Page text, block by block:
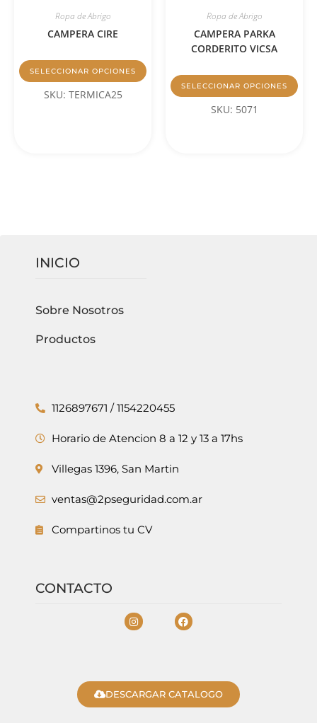
Ropa de Abrigo
CAMPERA CIRE
SELECCIONAR OPCIONES
SKU: TERMICA25
Ropa de Abrigo
CAMPERA PARKA
CORDERITO VICSA
SELECCIONAR OPCIONES
SKU: 5071
INICIO
Sobre Nosotros
Productos
1126897671 / 1154220455
Horario de Atencion 8 a 12 y 13 a 17hs
Villegas 1396, San Martin
ventas@2pseguridad.com.ar
Compartinos tu CV
CONTACTO
DESCARGAR CATALOGO